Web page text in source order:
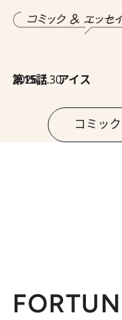
2026.7.30
第15話 アイス
コミッ